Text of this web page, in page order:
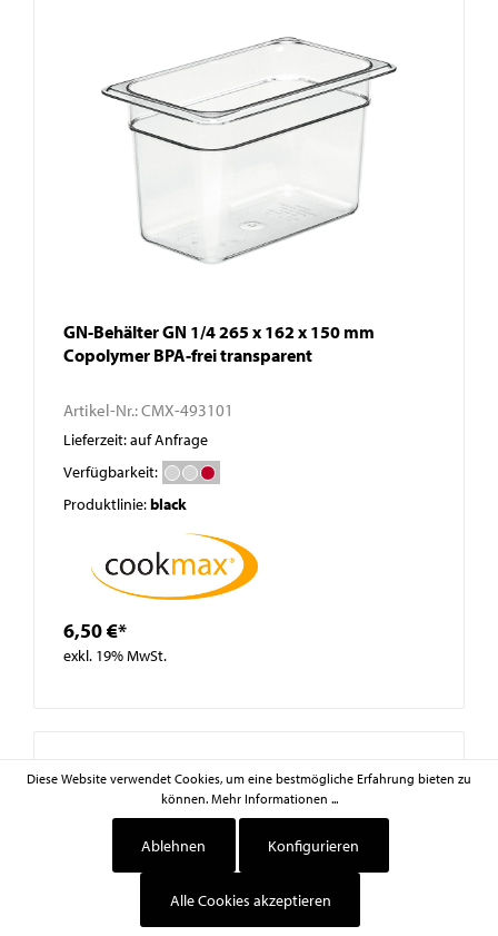
GN-Behälter GN 1/4 265 x 162 x 150 mm
Copolymer BPA-frei transparent
Artikel-Nr.:CMX-493101
Lieferzeit: auf Anfrage
Verfügbarkeit:
Produktlinie:black
6,50 €*
exkl. 19% MwSt.
Diese Website verwendet Cookies, um eine bestmögliche Erfahrung bieten zu
können. Mehr Informationen ...
Ablehnen Konfigurieren
Alle Cookies akzeptieren